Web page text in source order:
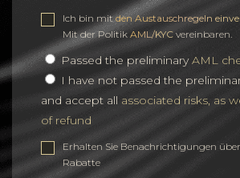
Ich bin mitden Austauschregeln
Mit der Politik AML/KYCvereinbaren.
Passed the preliminaryAML
I have not passed the
and accept all associated risks, as
of refund
Erhalten Sie Benachrichtigungen
Rabatte